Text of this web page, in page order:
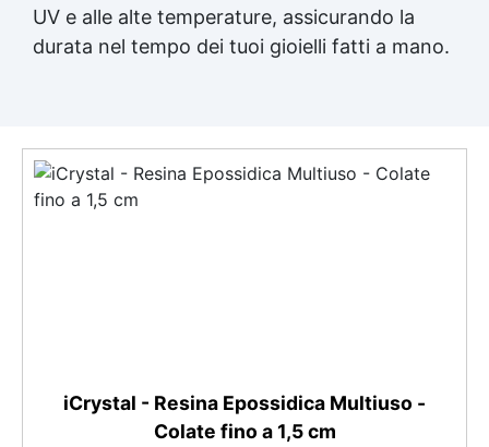
UV e alle alte temperature, assicurando la
durata nel tempo dei tuoi gioielli fatti a mano.
iCrystal - Resina Epossidica Multiuso -
Colate fino a 1,5 cm